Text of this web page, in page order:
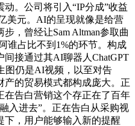
。公司将引入“IP分成”收益
美元。AI的呈现就像是给营
，曾经让Sam Altman参取曲
谁占比不到1%的环节。构成
接通过其AI聊器人ChatGPT
图仍是AI视频，以至对告
产的贸易模式都构成庞大。正
在告白营销这个存正在了百年
入进去”。正在告白从采购视
下，用户能够输入新的提醒